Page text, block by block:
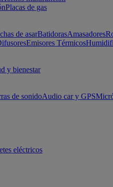
Placas de gas
de asarBatidorasAmasadores
Emisores Térmicos
y bienestar
de sonidoAudio car y GPS
eléctricos